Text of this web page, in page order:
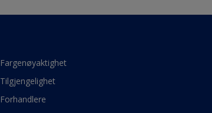
Fargenøyaktighet
Tilgjengelighet
Forhandlere